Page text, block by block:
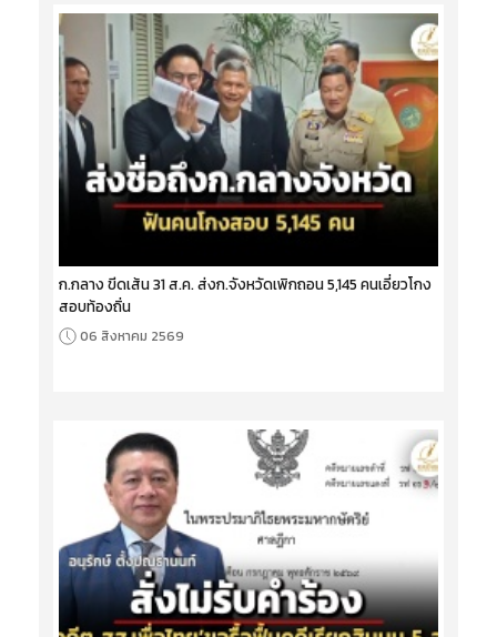
ก.กลาง ขีดเส้น 31 ส.ค. ส่งก.จังหวัดเพิกถอน 5,145 คนเอี่ยวโกง
สอบท้องถิ่น
06 สิงหาคม 2569